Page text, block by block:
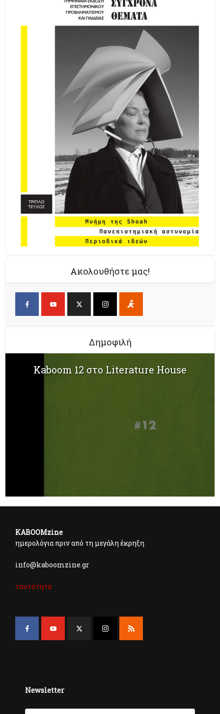
Ακολουθήστε μας!
Δημοφιλή
Kaboom 12 στο Literature House
KABOOMzine
ημερολόγια πριν από τη μεγάλη έκρηξη
info@kaboomzine.gr
ταυτότητα
Newsletter